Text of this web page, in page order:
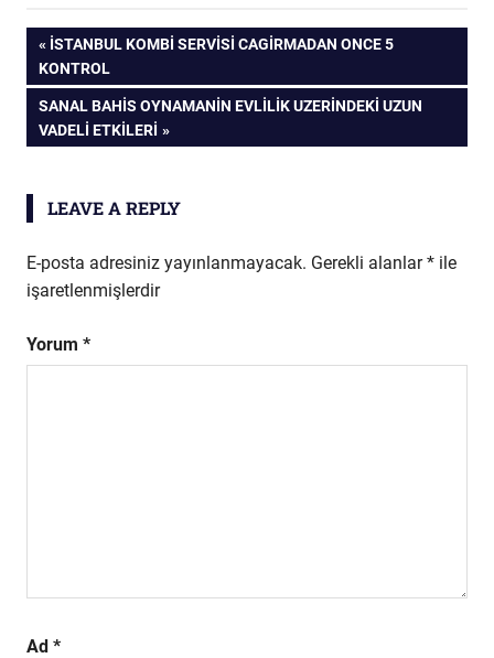
Yazı
gezinmesi
PREVIOUS
POST:
İSTANBUL KOMBI SERVISI CAGIRMADAN ONCE 5
KONTROL
NEXT
POST:
SANAL BAHIS OYNAMANIN EVLILIK UZERINDEKI UZUN
VADELI ETKILERI
LEAVE A REPLY
E-posta adresiniz yayınlanmayacak. Gerekli alanlar* ile
işaretlenmişlerdir
Yorum *
Ad *